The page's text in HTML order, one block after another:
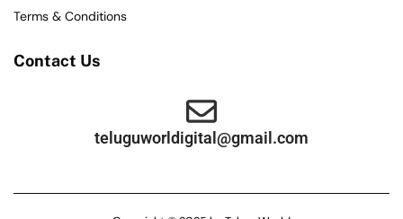
Terms & Conditions
Contact Us
teluguworldigital@gmail.com